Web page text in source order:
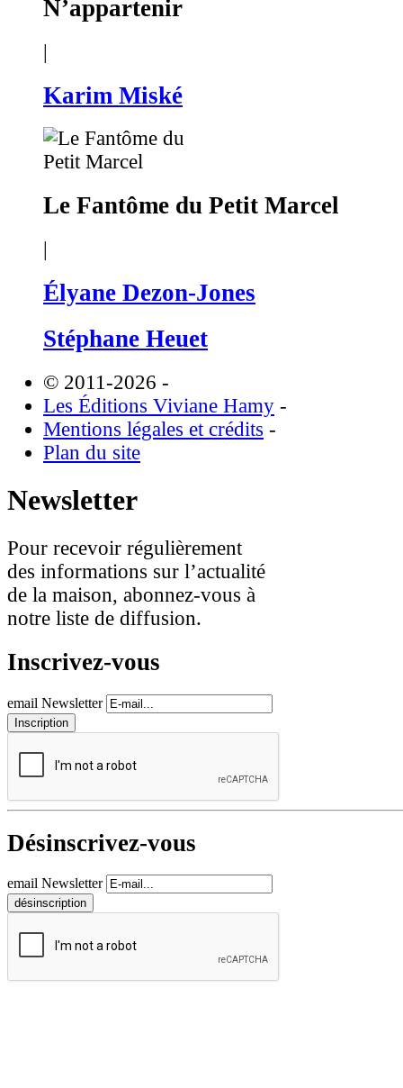
N’appartenir
|
Karim Miské
Le Fantôme du Petit Marcel
Élyane Dezon-Jones
Stéphane Heuet
© 2011-2026 -
Les Éditions Viviane Hamy -
Mentions légales et crédits -
Plan du site
Newsletter
Pour recevoir régulièrement
des informations sur l’actualité
de la maison, abonnez-vous à
notre liste de diffusion.
Inscrivez-vous
email Newsletter
Désinscrivez-vous
email Newsletter